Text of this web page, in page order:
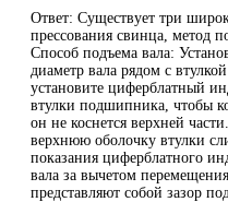
Ответ: Существует три
прессования свинца, метод
Способ подъема вала:
диаметр вала рядом с
установите циферблатный
втулки подшипника, чтобы
он не коснется верхней
верхнюю оболочку втулки
показания циферблатного
вала за вычетом
представляют собой зазор